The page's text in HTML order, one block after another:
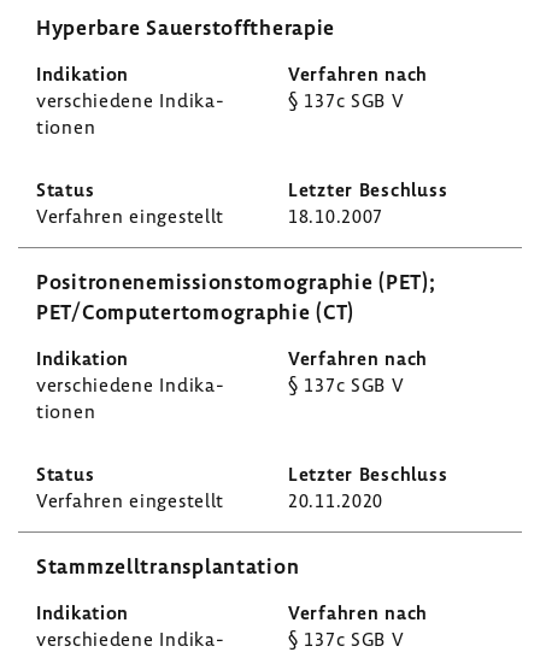
Hyper­bare Sauer­stoff­the­rapie
verschie­dene Indi­ka­
tionen
§ 137c SGB V
Verfahren einge­stellt 18.10.2007
Posi­tro­nen­emis­si­ons­to­mo­gra­phie (PET);
PET/Compu­ter­to­mo­gra­phie (CT)
verschie­dene Indi­ka­
tionen
§ 137c SGB V
Verfahren einge­stellt 20.11.2020
Stamm­zell­trans­plan­ta­tion
verschie­dene Indi­ka­
§ 137c SGB V